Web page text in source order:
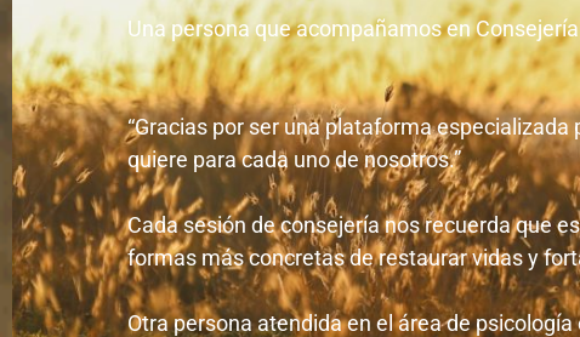
Una persona que acompañamos en
“Gracias por ser una plataforma
quiere para cada uno de nosotros.”
Cada sesión de consejería nos recuerda que
formas más concretas de restaurar vidas y
Otra persona atendida en el área de psicología